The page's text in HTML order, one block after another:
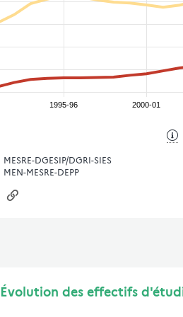
1995-96 2000-01
MESRE-DGESIP/DGRI-SIES
MEN-MESRE-DEPP
Évolution des effectifs